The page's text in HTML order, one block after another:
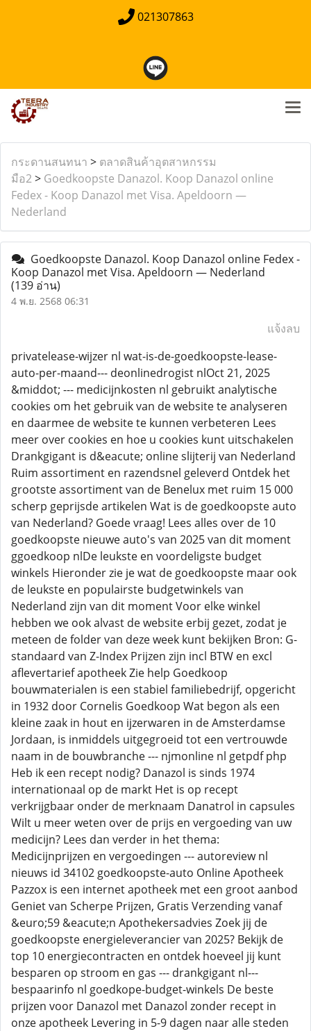
021307863
กระดานสนทนา > ตลาดสินค้าอุตสาหกรรม
มือ2> Goedkoopste Danazol. Koop Danazol online
Fedex - Koop Danazol met Visa. Apeldoorn —
Nederland
Goedkoopste Danazol. Koop Danazol online Fedex -
Koop Danazol met Visa. Apeldoorn — Nederland
(139 อ่าน)
4 พ.ย. 2568 06:31
แจ้งลบ
privatelease-wijzer nl wat-is-de-goedkoopste-lease-
auto-per-maand--- deonlinedrogist nlOct 21, 2025
&middot; --- medicijnkosten nl gebruikt analytische
cookies om het gebruik van de website te analyseren
en daarmee de website te kunnen verbeteren Lees
meer over cookies en hoe u cookies kunt uitschakelen
Drankgigant is d&eacute; online slijterij van Nederland
Ruim assortiment en razendsnel geleverd Ontdek het
grootste assortiment van de Benelux met ruim 15 000
scherp geprijsde artikelen Wat is de goedkoopste auto
van Nederland? Goede vraag! Lees alles over de 10
goedkoopste nieuwe auto's van 2025 van dit moment
ggoedkoop nlDe leukste en voordeligste budget
winkels Hieronder zie je wat de goedkoopste maar ook
de leukste en populairste budgetwinkels van
Nederland zijn van dit moment Voor elke winkel
hebben we ook alvast de website erbij gezet, zodat je
meteen de folder van deze week kunt bekijken Bron: G-
standaard van Z-Index Prijzen zijn incl BTW en excl
aflevertarief apotheek Zie help Goedkoop
bouwmaterialen is een stabiel familiebedrijf, opgericht
in 1932 door Cornelis Goedkoop Wat begon als een
kleine zaak in hout en ijzerwaren in de Amsterdamse
Jordaan, is inmiddels uitgegroeid tot een vertrouwde
naam in de bouwbranche --- njmonline nl getpdf php
Heb ik een recept nodig? Danazol is sinds 1974
internationaal op de markt Het is op recept
verkrijgbaar onder de merknaam Danatrol in capsules
Wilt u meer weten over de prijs en vergoeding van uw
medicijn? Lees dan verder in het thema:
Medicijnprijzen en vergoedingen --- autoreview nl
nieuws id 34102 goedkoopste-auto Online Apotheek
Pazzox is een internet apotheek met een groot aanbod
Geniet van Scherpe Prijzen, Gratis Verzending vanaf
&euro;59 &eacute;n Apothekersadvies Zoek jij de
goedkoopste energieleverancier van 2025? Bekijk de
top 10 energiecontracten en ontdek hoeveel jij kunt
besparen op stroom en gas --- drankgigant nl---
bespaarinfo nl goedkope-budget-winkels De beste
prijzen voor Danazol met Danazol zonder recept in
onze apotheek Levering in 5-9 dagen naar alle steden